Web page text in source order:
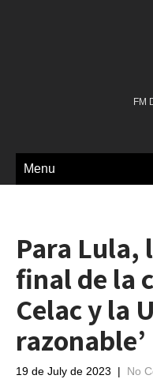
FM
Menu
Para Lula,
final de la
Celac y la
razonable’
19 de July de 2023 | No